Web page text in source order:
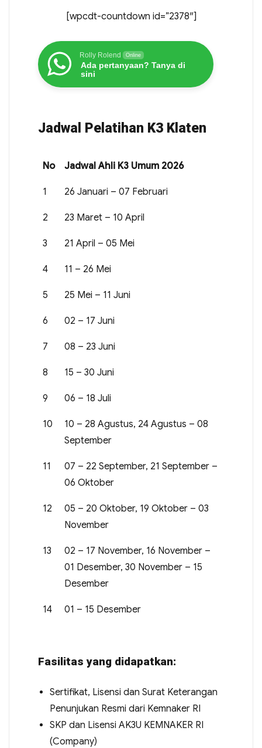
[wpcdt-countdown id=”2378″]
Rolly Rolend Online
Ada pertanyaan? Tanya di
sini
Jadwal Pelatihan K3 Klaten
No Jadwal Ahli K3 Umum 2026
1 26 Januari – 07 Februari
2 23 Maret – 10 April
3 21 April – 05 Mei
4 11 – 26 Mei
5 25 Mei – 11 Juni
6 02 – 17 Juni
7 08 – 23 Juni
8 15 – 30 Juni
9 06 – 18 Juli
10
10 – 28 Agustus, 24 Agustus – 08
September
11
07 – 22 September, 21 September –
06 Oktober
12
05 – 20 Oktober, 19 Oktober – 03
November
13
02 – 17 November, 16 November –
01 Desember, 30 November – 15
Desember
14 01 – 15 Desember
Fasilitas yang didapatkan:
Sertifikat, Lisensi dan Surat Keterangan
Penunjukan Resmi dari Kemnaker RI
SKP dan Lisensi AK3U KEMNAKER RI
(Company)